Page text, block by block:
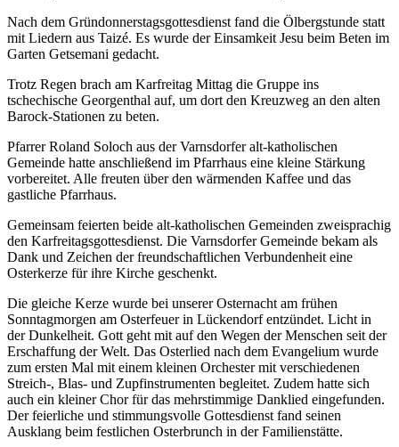
Nach dem Gründonnerstagsgottesdienst fand die Ölbergstunde statt
mit Liedern aus Taizé. Es wurde der Einsamkeit Jesu beim Beten im
Garten Getsemani gedacht.
Trotz Regen brach am Karfreitag Mittag die Gruppe ins
tschechische Georgenthal auf, um dort den Kreuzweg an den alten
Barock-Stationen zu beten.
Pfarrer Roland Soloch aus der Varnsdorfer alt-katholischen
Gemeinde hatte anschließend im Pfarrhaus eine kleine Stärkung
vorbereitet. Alle freuten über den wärmenden Kaffee und das
gastliche Pfarrhaus.
Gemeinsam feierten beide alt-katholischen Gemeinden zweisprachig
den Karfreitagsgottesdienst. Die Varnsdorfer Gemeinde bekam als
Dank und Zeichen der freundschaftlichen Verbundenheit eine
Osterkerze für ihre Kirche geschenkt.
Die gleiche Kerze wurde bei unserer Osternacht am frühen
Sonntagmorgen am Osterfeuer in Lückendorf entzündet. Licht in
der Dunkelheit. Gott geht mit auf den Wegen der Menschen seit der
Erschaffung der Welt. Das Osterlied nach dem Evangelium wurde
zum ersten Mal mit einem kleinen Orchester mit verschiedenen
Streich-, Blas- und Zupfinstrumenten begleitet. Zudem hatte sich
auch ein kleiner Chor für das mehrstimmige Danklied eingefunden.
Der feierliche und stimmungsvolle Gottesdienst fand seinen
Ausklang beim festlichen Osterbrunch in der Familienstätte.